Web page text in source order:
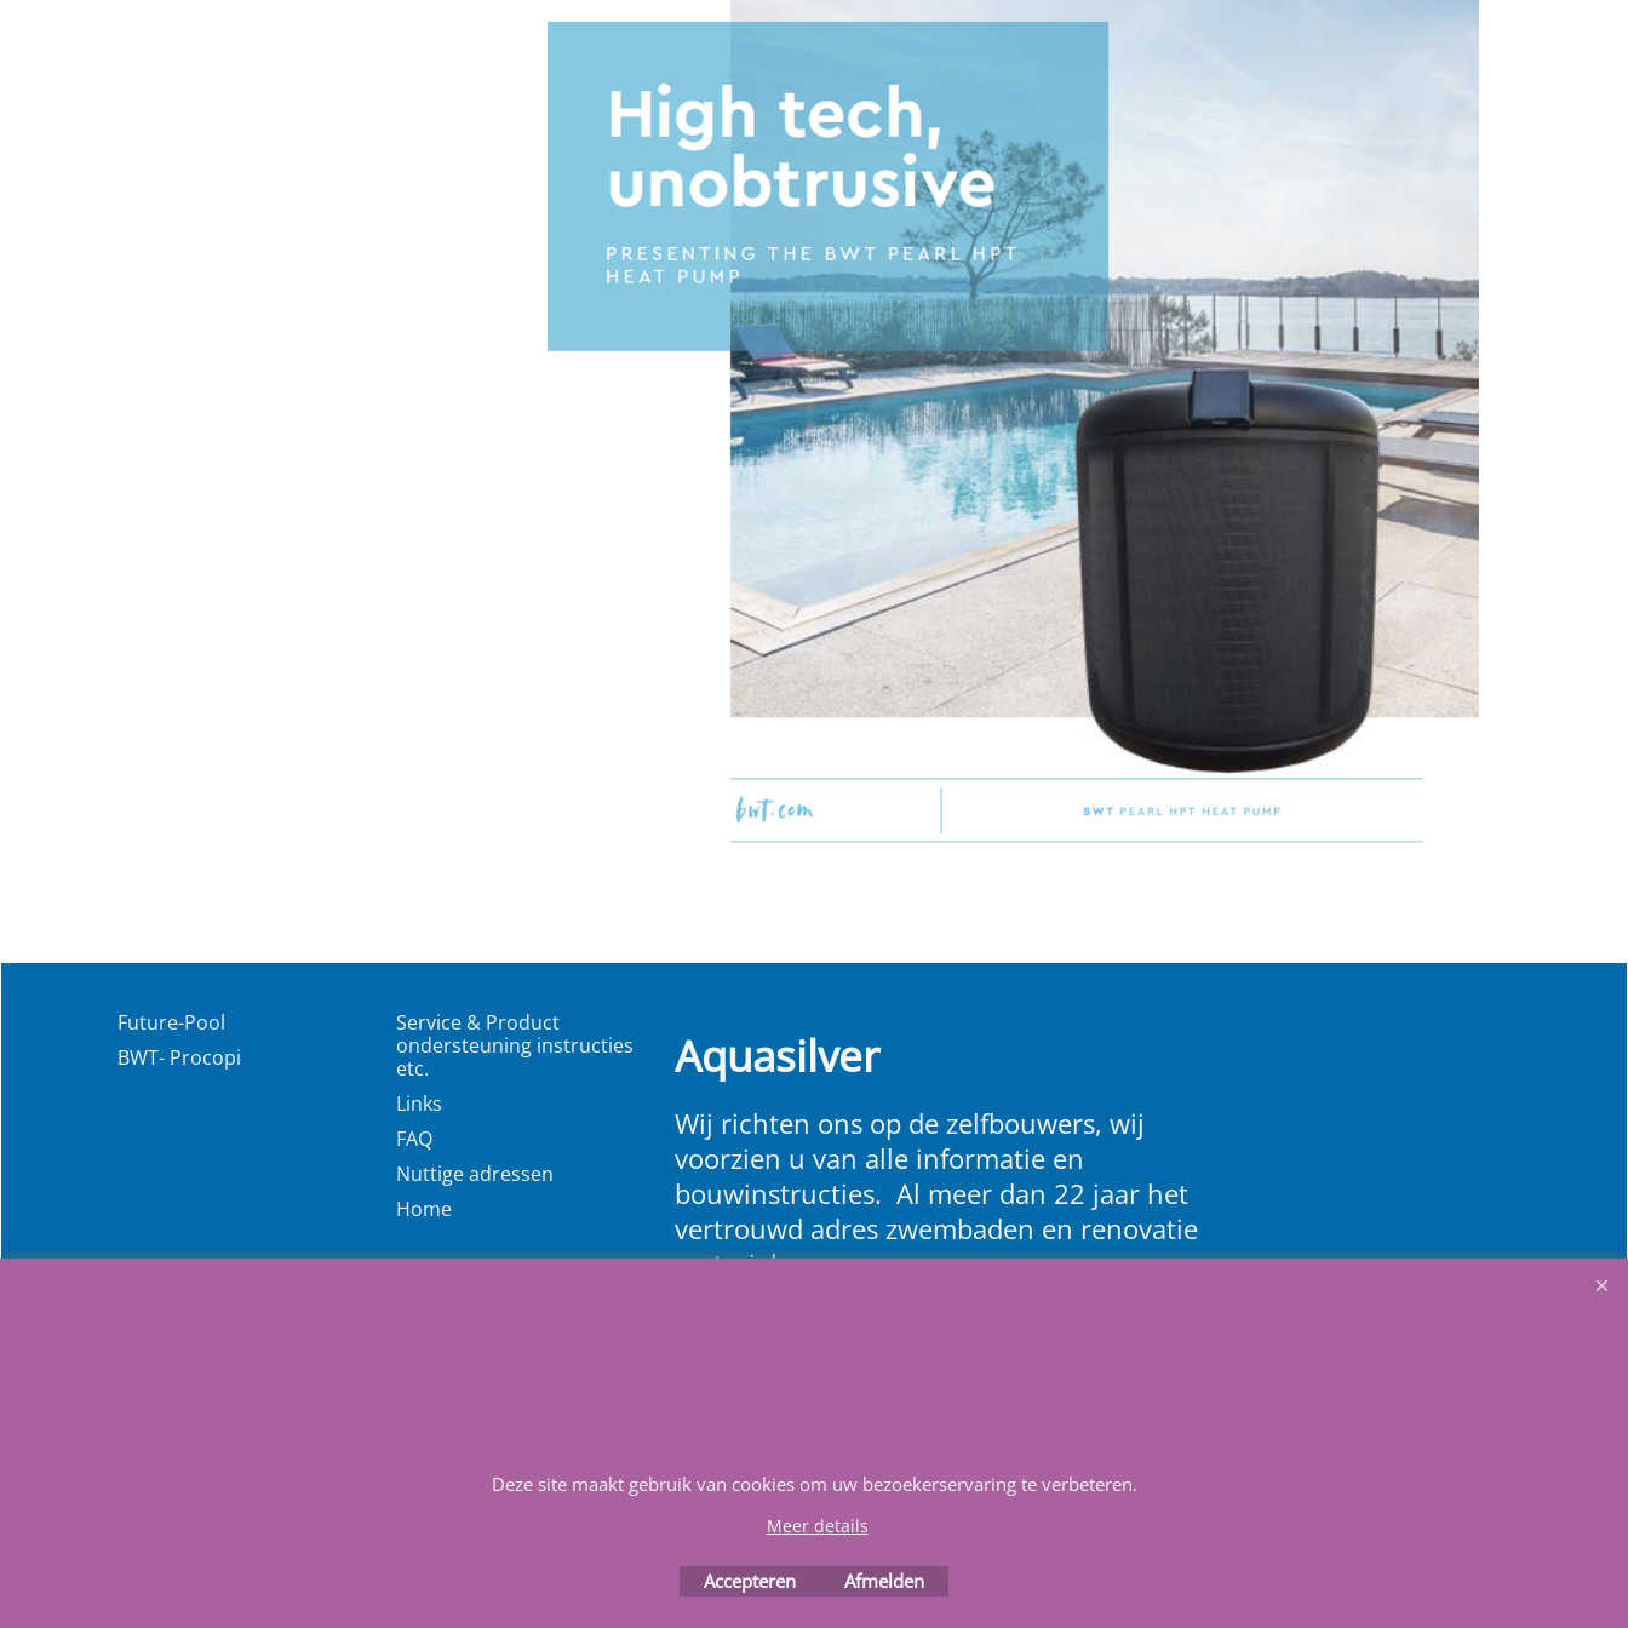
Future-Pool
BWT- Procopi
Service & Product
ondersteuning instructies
etc.
Links
FAQ
Nuttige adressen
Home
Aquasilver
Wij richten ons op de zelfbouwers, wij
voorzien u van alle informatie en
bouwinstructies. Al meer dan 22 jaar het
vertrouwd adres zwembaden en renovatie
materialen.
Contact Service & Reparatie Privacy Voorwaarden Favorieten Winkelmandje
Webwinkel gemaakt met
ShopFactory webwinkel
software.
Deze site maakt gebruik van cookies om uw bezoekerservaring te verbeteren.
Meer details
Accepteren Afmelden